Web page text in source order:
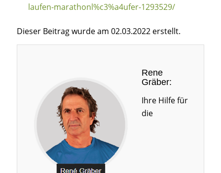
laufen-marathonl%c3%a4ufer-1293529/
Dieser Beitrag wurde am 02.03.2022 erstellt.
Rene
Gräber:
Ihre Hilfe für
die